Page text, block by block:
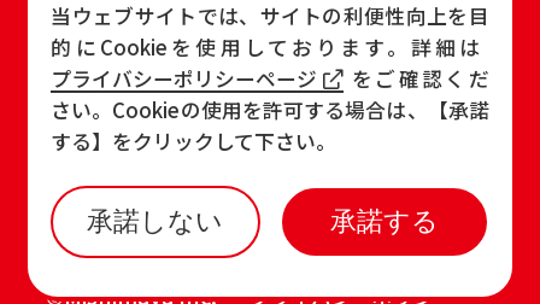
当ウェブサイトでは、サイトの利便性向上を目
的にCookieを使用しております。詳細は
プライバシーポリシーページ
をご確認くだ
さい。Cookieの使用を許可する場合は、【承諾
する】をクリックして下さい。
承諾しない 承諾する
TOP
店舗一覧・チラシ
お知らせ
おすすめ商品
各店の最新情報
©Mishimaya Inc. プライバシーポリシー